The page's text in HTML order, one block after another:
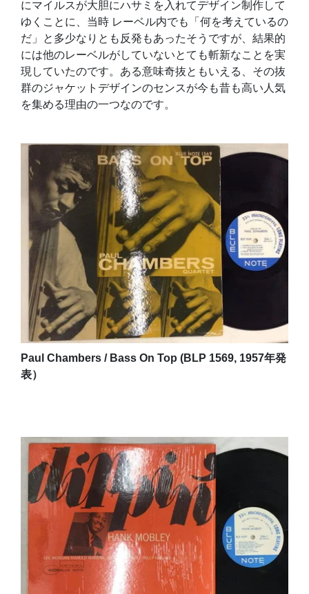
にマイルスが大胆にハサミを入れてデザイン制作して
ゆくことに、当時 レーベル内でも「何を考えているの
だ」と多少なりとも反発もあったそうですが、結果的
には他のレーベルがしていないとても斬新なことを実
現していたのです。ある意味奇抜ともいえる、その抜
群のジャケットデザインのセンスが今も昔も高い人気
を集める理由の一つなのです。
Paul Chambers / Bass On Top (BLP 1569, 1957年発
表）